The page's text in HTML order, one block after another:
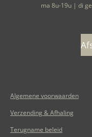
ma 8u-19u | di
Algemene voorwaarden
Verzending & Afhaling
Terugname beleid